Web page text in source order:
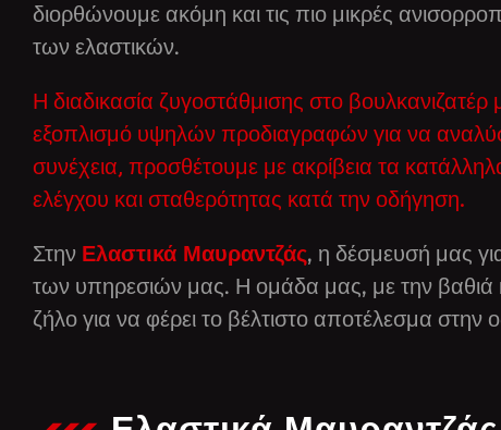
διορθώνουμε ακόμη και τις πιο μικρές
των ελαστικών.
Η διαδικασία ζυγοστάθμισης στο
εξοπλισμό υψηλών προδιαγραφών για να
συνέχεια, προσθέτουμε με ακρίβεια τα
ελέγχου και σταθερότητας κατά την οδήγηση.
Στην Ελαστικά Μαυραντζάς, η δέσμευσή μας
των υπηρεσιών μας. Η ομάδα μας, με την βαθιά
ζήλο για να φέρει το βέλτιστο αποτέλεσμα